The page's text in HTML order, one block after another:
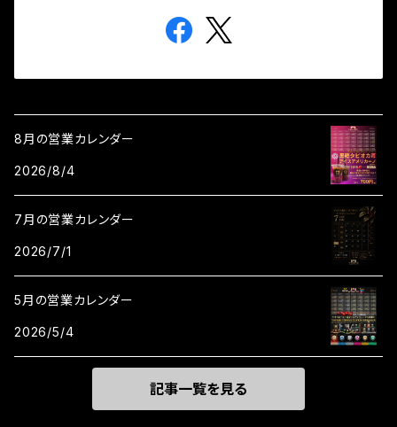
8月の営業カレンダー
2026/8/4
7月の営業カレンダー
2026/7/1
5月の営業カレンダー
2026/5/4
記事一覧を見る